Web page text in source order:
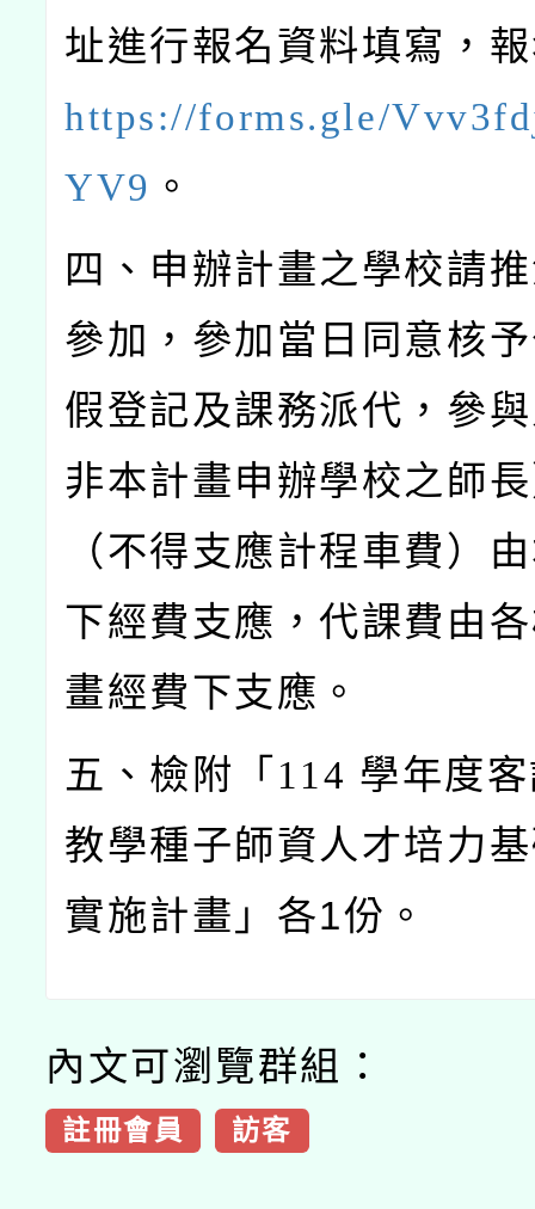
址進行報名資料填寫，
https://forms.gle/
YV9 。
四、申辦計畫之學校請
參加，參加當日同意核
假登記及課務派代，參
非本計畫申辦學校之師
（不得支應計程車費）
下經費支應，代課費由
畫經費下支應。
五、檢附「114 學年度
教學種子師資人才培力
實施計畫」各1份。
內文可瀏覽群組：
註冊會員 訪客